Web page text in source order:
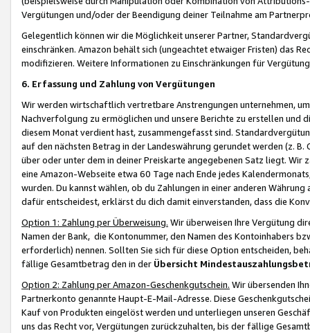
Vergütungen und/oder der Beendigung deiner Teilnahme am
Gelegentlich können wir die Möglichkeit unserer Partner,
einschränken. Amazon behält sich (ungeachtet etwaiger Fristen) das
modifizieren. Weitere Informationen zu Einschränkungen für
6. Erfassung und Zahlung von Vergütungen
Wir werden wirtschaftlich vertretbare Anstrengungen unternehmen,
Nachverfolgung zu ermöglichen und unsere Berichte zu erstellen und
diesem Monat verdient hast, zusammengefasst sind.
auf den nächsten Betrag in der Landeswährung gerundet werden (z.
über oder unter dem in deiner Preiskarte angegebenen Satz liegt.
eine Amazon-Webseite etwa 60 Tage nach Ende jedes
wurden. Du kannst wählen, ob du Zahlungen in einer anderen
dafür entscheidest, erklärst du dich damit einverstanden, dass die
Option 1: Zahlung per Überweisung. Wir überweisen Ihre Vergütung
Namen der Bank, die Kontonummer, den Namen des Kontoinhabers
erforderlich) nennen. Sollten Sie sich für diese Option entscheiden,
fällige Gesamtbetrag den in der Übersicht
Option 2: Zahlung per Amazon-Geschenkgutschein. Wir übersenden
Partnerkonto genannte Haupt-E-Mail-Adresse. Diese
Kauf von Produkten eingelöst werden und unterliegen unseren
uns das Recht vor, Vergütungen zurückzuhalten, bis der fällige